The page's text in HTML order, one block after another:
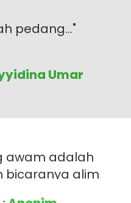
pedang..."
Umar
awam adalah
bicaranya alim